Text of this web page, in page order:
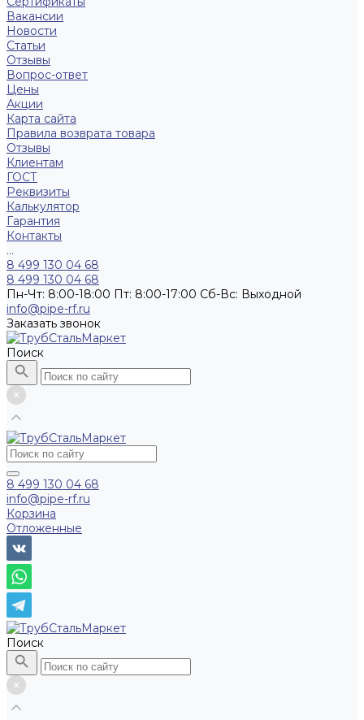
Вакансии
Новости
Статьи
Отзывы
Вопрос-ответ
Цены
Акции
Карта сайта
Правила возврата товара
Отзывы
Клиентам
ГОСТ
Реквизиты
Калькулятор
Гарантия
Контакты
...
8 499 130 04 68
8 499 130 04 68
Пн-Чт: 8:00-18:00 Пт: 8:00-17:00 Сб-Вс: Выходной
info@pipe-rf.ru
Заказать звонок
Поиск
8 499 130 04 68
info@pipe-rf.ru
Корзина
Отложенные
Поиск